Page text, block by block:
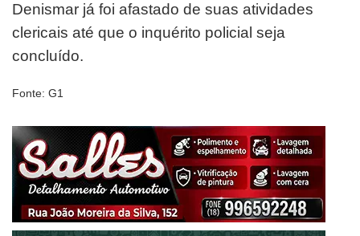
Denismar já foi afastado de suas atividades
clericais até que o inquérito policial seja
concluído.
Fonte: G1